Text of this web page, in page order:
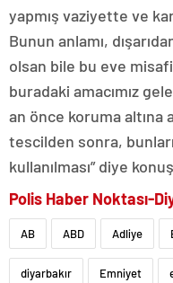
yapmış vaziyette ve
Bunun anlamı,
olsan bile bu eve
buradaki amacımız
an önce koruma altına
tescilden sonra,
kullanılması” diye
Polis Haber Noktası-
AB ABD Adliye
diyarbakır Emniyet